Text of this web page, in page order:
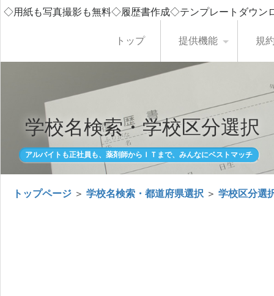
◇用紙も写真撮影も無料◇履歴書作成◇テンプレートダウ
トップ 提供機能 規
学校名検索・学校区分選択
アルバイトも正社員も、薬剤師からＩＴまで、みんなにベストマッチ
トップページ ＞ 学校名検索・都道府県選択 ＞ 学校区分選